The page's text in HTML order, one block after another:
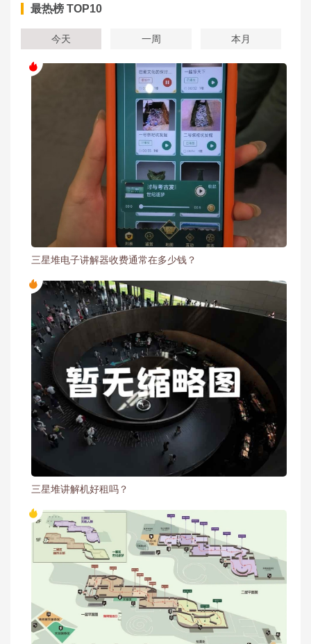
最热榜 TOP10
今天 一周 本月
三星堆电子讲解器收费通常在多少钱？
三星堆讲解机好租吗？